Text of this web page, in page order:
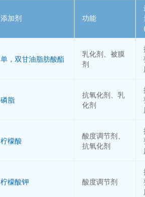
添加剂 功能
单，双甘油脂肪酸酯
乳化剂、被膜
剂
磷脂
抗氧化剂、乳
化剂
柠檬酸
酸度调节剂、
抗氧化剂
柠檬酸钾 酸度调节剂